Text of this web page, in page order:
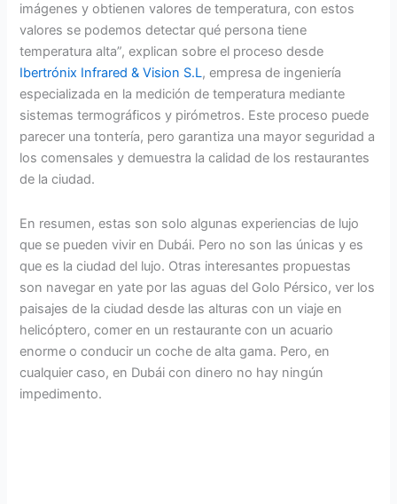
imágenes y obtienen valores de temperatura, con estos
valores se podemos detectar qué persona tiene
temperatura alta”, explican sobre el proceso desde
Ibertrónix Infrared & Vision S.L, empresa de ingeniería
especializada en la medición de temperatura mediante
sistemas termográficos y pirómetros. Este proceso puede
parecer una tontería, pero garantiza una mayor seguridad a
los comensales y demuestra la calidad de los restaurantes
de la ciudad.
En resumen, estas son solo algunas experiencias de lujo
que se pueden vivir en Dubái. Pero no son las únicas y es
que es la ciudad del lujo. Otras interesantes propuestas
son navegar en yate por las aguas del Golo Pérsico, ver los
paisajes de la ciudad desde las alturas con un viaje en
helicóptero, comer en un restaurante con un acuario
enorme o conducir un coche de alta gama. Pero, en
cualquier caso, en Dubái con dinero no hay ningún
impedimento.